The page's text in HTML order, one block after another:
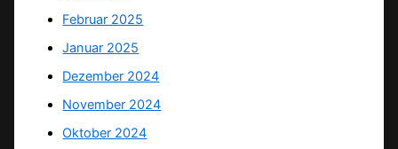
Februar 2025
Januar 2025
Dezember 2024
November 2024
Oktober 2024